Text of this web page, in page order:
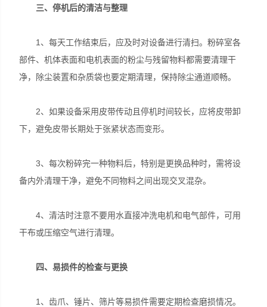
三、停机后的清洁与整理
1、每天工作结束后，应及时对设备进行清扫。粉碎室各
部件、机体表面和电机表面的粉尘与残留物料都需要清理干
净，除尘装置和杂质袋也要定期清理，保持除尘通道顺畅。
2、如果设备采用皮带传动且停机时间较长，应将皮带卸
下，避免皮带长期处于张紧状态而变形。
3、每次粉碎完一种物料后，特别是更换品种时，需将设
备内外清理干净，避免不同物料之间出现交叉混杂。
4、清洁时注意不要用水直接冲洗电机和电气部件，可用
干布或压缩空气进行清理。
四、易损件的检查与更换
1、齿爪、锤片、筛片等易损件需要定期检查磨损情况。